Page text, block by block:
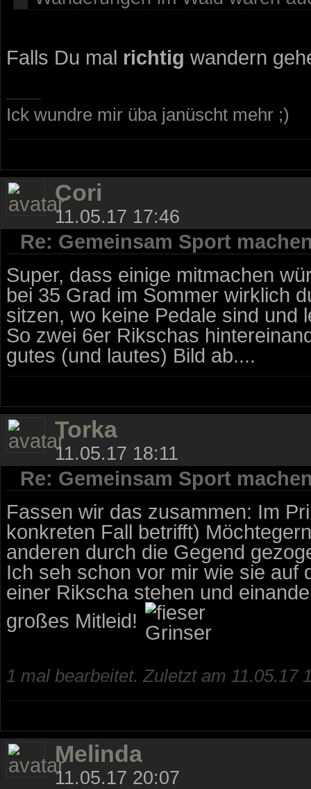
Falls Du mal richtig wandern
Ick wundre mir üba janüscht mehr ;)
Cori
11.05.17 17:46
Re: Gemeinsam Sport
Super, dass einige mitmachen
bei 35 Grad im Sommer wirklich
sitzen, wo keine Pedale sind und
So zwei 6er Rikschas
gutes (und lautes) Bild ab....
Torka
11.05.17 18:11
Re: Gemeinsam Sport
Fassen wir das zusammen: Im
konkreten Fall betrifft)
anderen durch die Gegend
Ich seh schon vor mir wie sie auf
einer Rikscha stehen und
großes Mitleid!
1 mal bearbeitet. Zuletzt am 11.05.17
Melinda
11.05.17 20:07